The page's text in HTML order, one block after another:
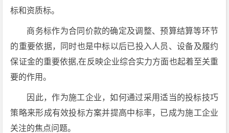
标和资质标。
商务标作为合同价款的确定及调整、预算结算等环节
的重要依据，同时也是中标以后已投入人员、设备及履约
保证金的重要依据,在反映企业综合实力方面也起着至关重
要的作用。
因此，作为施工企业，如何通过采用适当的投标技巧
策略来形成有效投标方案并提高中标率，已成为施工企业
关注的焦点问题。